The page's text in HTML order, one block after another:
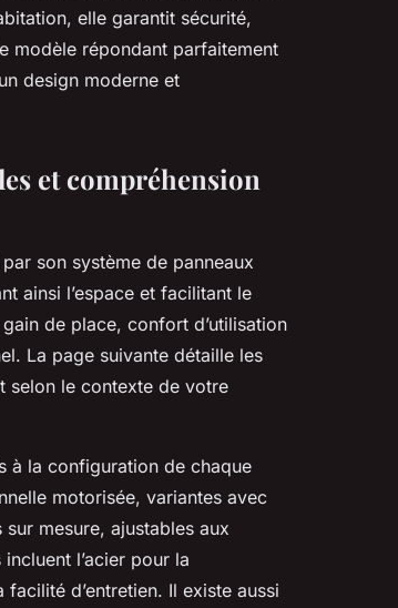
elle garantit sécurité,
modèle répondant parfaitement
design moderne et
et compréhension
son système de panneaux
ainsi l’espace et facilitant le
de place, confort d’utilisation
La page suivante détaille les
selon le contexte de votre
à la configuration de chaque
motorisée, variantes avec
mesure, ajustables aux
l’acier pour la
d’entretien. Il existe aussi